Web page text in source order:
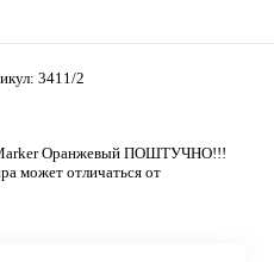
3411/2
Оранжевый ПОШТУЧНО!!!
может отличаться от